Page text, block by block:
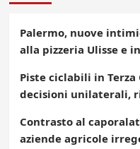
Palermo, nuove
alla pizzeria Ulisse e
Piste ciclabili in Terza
decisioni unilaterali,
Contrasto al
aziende agricole